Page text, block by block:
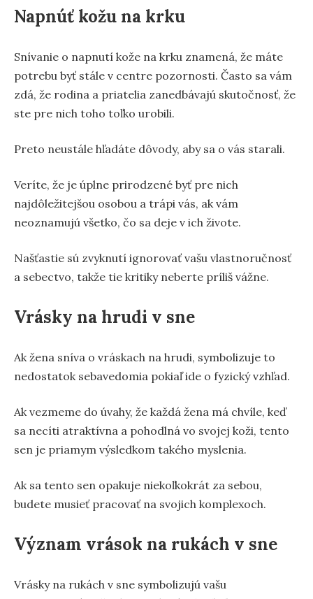
Napnúť kožu na krku
Snívanie o napnutí kože na krku znamená, že máte
potrebu byť stále v centre pozornosti. Často sa vám
zdá, že rodina a priatelia zanedbávajú skutočnosť, že
ste pre nich toho toľko urobili.
Preto neustále hľadáte dôvody, aby sa o vás starali.
Veríte, že je úplne prirodzené byť pre nich
najdôležitejšou osobou a trápi vás, ak vám
neoznamujú všetko, čo sa deje v ich živote.
Našťastie sú zvyknutí ignorovať vašu vlastnoručnosť
a sebectvo, takže tie kritiky neberte príliš vážne.
Vrásky na hrudi v sne
Ak žena sníva o vráskach na hrudi, symbolizuje to
nedostatok sebavedomia pokiaľ ide o fyzický vzhľad.
Ak vezmeme do úvahy, že každá žena má chvíle, keď
sa necíti atraktívna a pohodlná vo svojej koži, tento
sen je priamym výsledkom takého myslenia.
Ak sa tento sen opakuje niekoľkokrát za sebou,
budete musieť pracovať na svojich komplexoch.
Význam vrások na rukách v sne
Vrásky na rukách v sne symbolizujú vašu